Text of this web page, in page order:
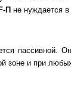
П не нуждается
пассивной.
и при